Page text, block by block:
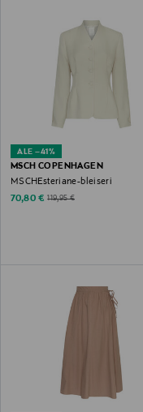
ALE –41%
MSCH COPENHAGEN
MSCHEsteriane-bleiseri
Discounted Price
70,80 € Original Price
119,95 €